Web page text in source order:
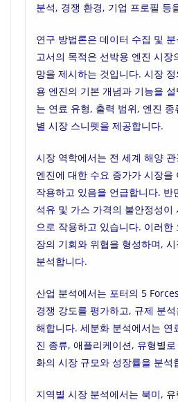
분석, 경쟁 환경, 기업 프로필 등
연구 방법론은 데이터 수집 및
고서의 목적은 선박용 엔진 시장
망을 제시하는 것입니다. 시장
용 엔진의 기본 개념과 기능을
는 연료 유형, 출력 범위, 엔진
별 시장 스니펫을 제공합니다.
시장 역학에서는 전 세계 해양
엔진에 대한 수요 증가가 시장을
작용하고 있음을 언급합니다. 반
석유 및 가스 가격의 불안정성이
으로 작용하고 있습니다. 이러한
장의 기회와 위협을 형성하며,
분석합니다.
산업 분석에서는 포터의 5
경쟁 강도를 평가하고, 규제 분
해합니다. 세분화 분석에서는 연
진 종류, 애플리케이션, 유형별
화의 시장 규모와 성장률을 분석
지역별 시장 분석에서는 북미,